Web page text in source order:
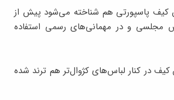
کیف پاسپورتی هم شناخته می‌شود پیش از
مجلسی و در مهمانی‌های رسمی استفاده
کیف در کنار لباس‌های کژوال‌تر هم ترند شده